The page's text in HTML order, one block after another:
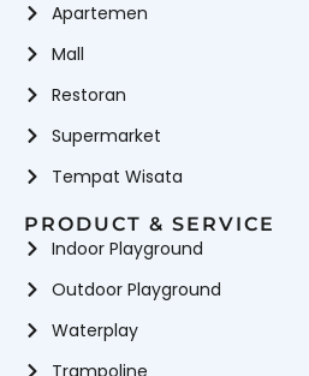
Apartemen
Mall
Restoran
Supermarket
Tempat Wisata
PRODUCT & SERVICE
Indoor Playground
Outdoor Playground
Waterplay